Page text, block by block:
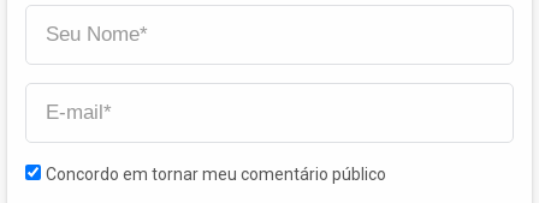
Concordo em tornar meu comentário público